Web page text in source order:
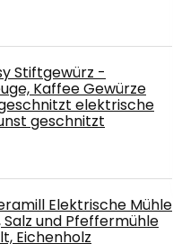
Stiftgewürz -
Kaffee Gewürze
elektrische
geschnitzt
Elektrische Mühle
Salz und Pfeffermühle
Eichenholz